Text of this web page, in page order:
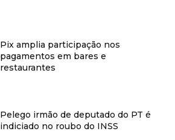
Pix amplia participação nos
pagamentos em bares e
restaurantes
Pelego irmão de deputado do PT é
indiciado no roubo do INSS